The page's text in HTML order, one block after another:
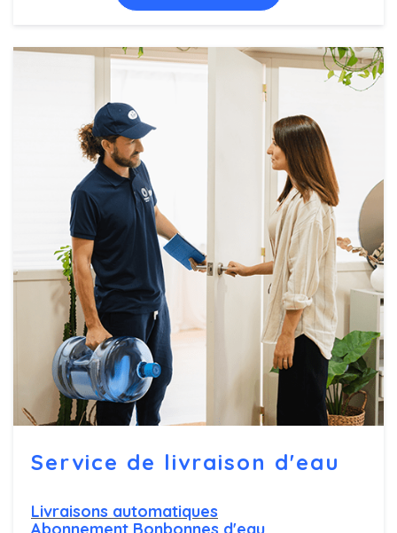
Service de livraison d'eau
Livraisons automatiques
Abonnement Bonbonnes d'eau